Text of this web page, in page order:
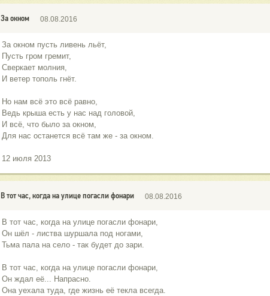
За окном 08.08.2016
За окном пусть ливень льёт,
Пусть гром гремит,
Сверкает молния,
И ветер тополь гнёт.
Но нам всё это всё равно,
Ведь крыша есть у нас над головой,
И всё, что было за окном,
Для нас останется всё там же - за окном.
12 июля 2013
В тот час, когда на улице погасли фонари 08.08.2016
В тот час, когда на улице погасли фонари,
Он шёл - листва шуршала под ногами,
Тьма пала на село - так будет до зари.
В тот час, когда на улице погасли фонари,
Он ждал её... Напрасно.
Она уехала туда, где жизнь её текла всегда.